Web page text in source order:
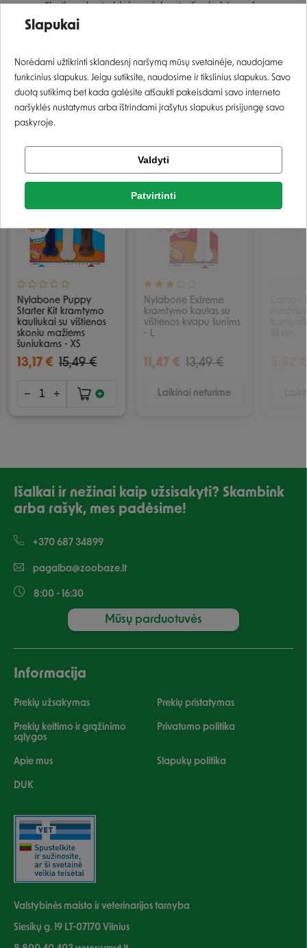
Rašyti atsiliepimą
Skatina dantų higieną ir kontroliuoja blogą burnos
kvapą
−15%
Nylabone Puppy
Starter Kit kramtymo
kauliukai su vištienos
skoniu mažiems
šuniukams - XS
13,17 € 15,49 €
−15%
Nylabone Extreme
kramtymo kaulas su
vištienos kvapu šunims
- L
11,47 € 13,49 €
Laikinai neturime
Camon
Rašyti atsiliepimą
Išalkai ir nežinai kaip užsisakyti? Skambink
arba rašyk, mes padėsime!
+370 687 34899
pagalba@zoobaze.lt
8:00 - 16:30
Mūsų parduotuvės
Informacija
Prekių užsakymas Prekių pristatymas
Prekių keitimo ir grąžinimo
sąlygos
Privatumo politika
Apie mus Slapukų politika
DUK
Valstybinės maisto ir veterinarijos tarnyba
Siesikų g. 19 LT-07170 Vilnius
Registruotis
Facebook
Slapukai
Norėdami užtikrinti sklandesnį naršymą mūsų svetainėje, naudojame
funkcinius slapukus. Jeigu sutiksite, naudosime ir tikslinius slapukus. Savo
duotą sutikimą bet kada galėsite atšaukti pakeisdami savo interneto
naršyklės nustatymus arba ištrindami įrašytus slapukus prisijungę savo
paskyroje.
Valdyti
Patvirtinti